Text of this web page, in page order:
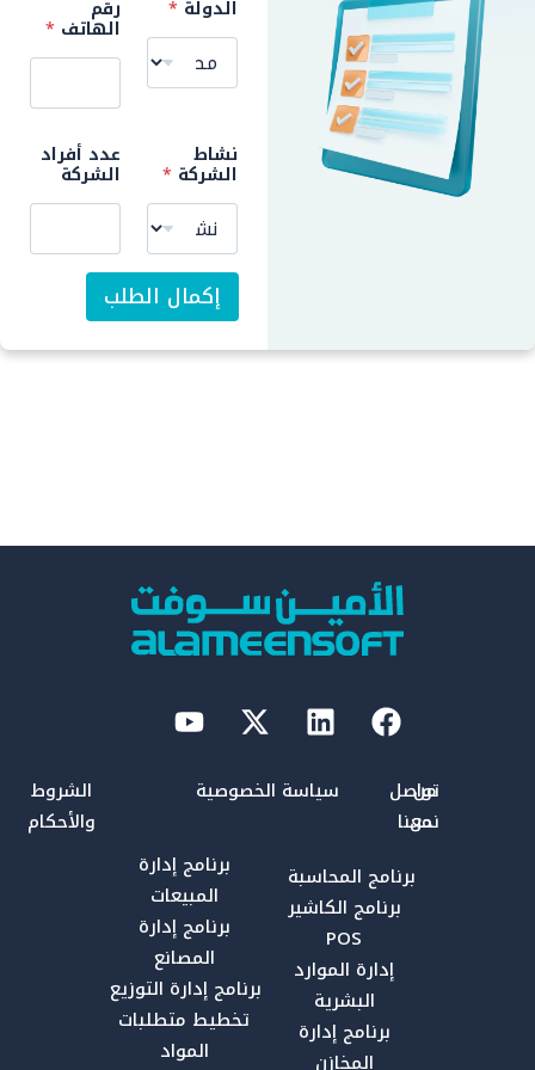
رقم
الهاتف *
ر
ة
ل
ل
ة
الدولة *
عدد أفراد
الشركة
نشاط
الشركة *
إكمال الطلب
برنامج المحاسبة
برنامج الكاشير
POS
إدارة الموارد
البشرية
برنامج إدارة
المخازن
برنامج إدارة
المبيعات
برنامج إدارة
المصانع
برنامج إدارة التوزيع
تخطيط متطلبات
المواد
من
نحن
تواصل
معنا
الشروط
والأحكام
سياسة الخصوصية
Facebook
Linkedin
X-
twitter
Youtube